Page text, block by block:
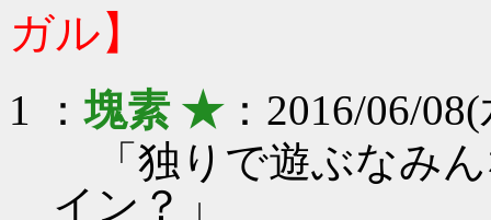
ガル】
1 ：塊素 ★：2016/06/
「独りで遊ぶなみ
イン？」